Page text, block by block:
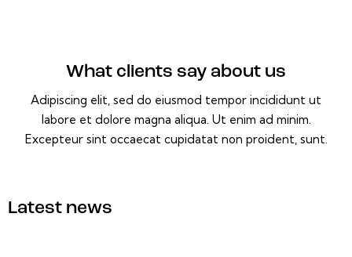
What clients say about us
Adipiscing elit, sed do eiusmod tempor incididunt ut
labore et dolore magna aliqua. Ut enim ad minim.
Excepteur sint occaecat cupidatat non proident, sunt.
Latest news